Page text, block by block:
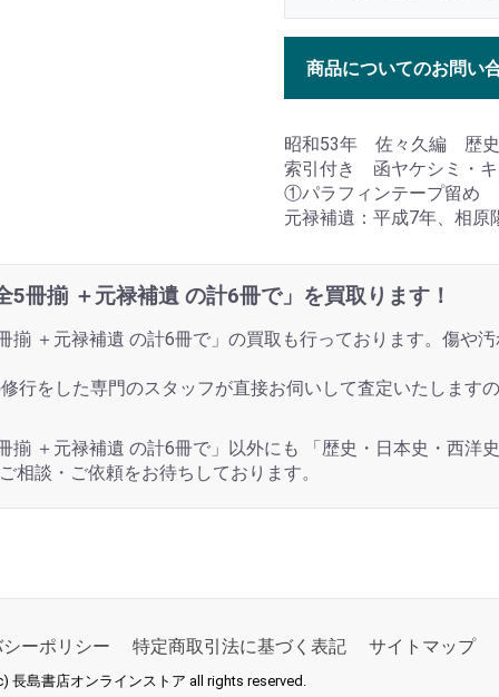
商品についてのお問い
昭和53年 佐々久編 歴史
索引付き 函ヤケシミ・
①パラフィンテープ留め
元禄補遺：平成7年、相原
5冊揃 ＋元禄補遺 の計6冊で」を買取ります！
揃 ＋元禄補遺 の計6冊で」の買取も行っております。傷や
行をした専門のスタッフが直接お伺いして査定いたします
揃 ＋元禄補遺 の計6冊で」以外にも 「歴史・日本史・西洋
相談・ご依頼をお待ちしております。
ーポリシー 特定商取引法に基づく表記 サイトマップ
長島書店オンラインストア all rights reserved.